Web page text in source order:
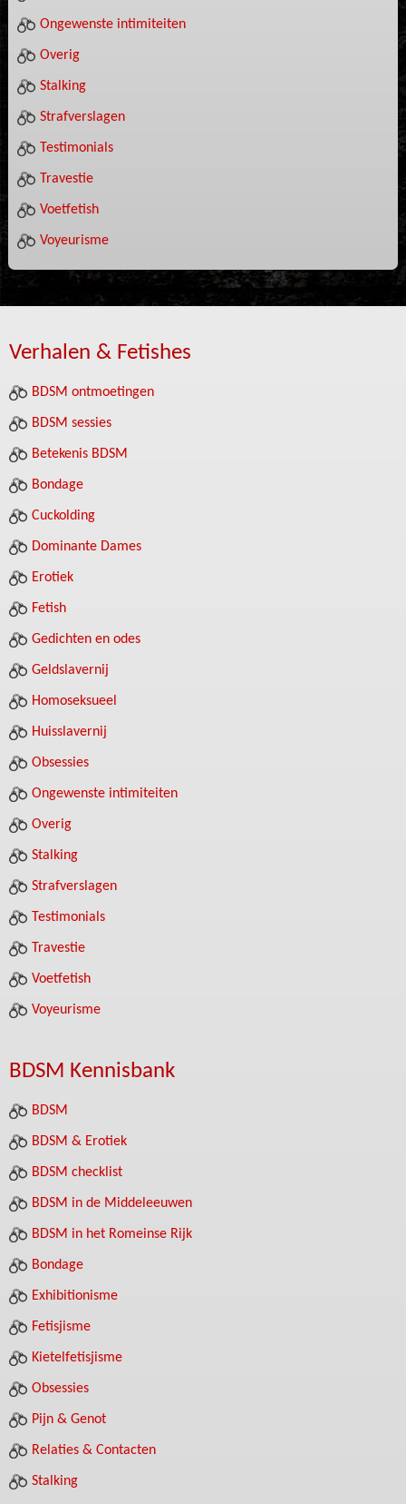
Ongewenste intimiteiten
Overig
Stalking
Strafverslagen
Testimonials
Travestie
Voetfetish
Voyeurisme
Verhalen & Fetishes
BDSM ontmoetingen
BDSM sessies
Betekenis BDSM
Bondage
Cuckolding
Dominante Dames
Erotiek
Fetish
Gedichten en odes
Geldslavernij
Homoseksueel
Huisslavernij
Obsessies
Ongewenste intimiteiten
Overig
Stalking
Strafverslagen
Testimonials
Travestie
Voetfetish
Voyeurisme
BDSM Kennisbank
BDSM
BDSM & Erotiek
BDSM checklist
BDSM in de Middeleeuwen
BDSM in het Romeinse Rijk
Bondage
Exhibitionisme
Fetisjisme
Kietelfetisjisme
Obsessies
Pijn & Genot
Relaties & Contacten
Stalking